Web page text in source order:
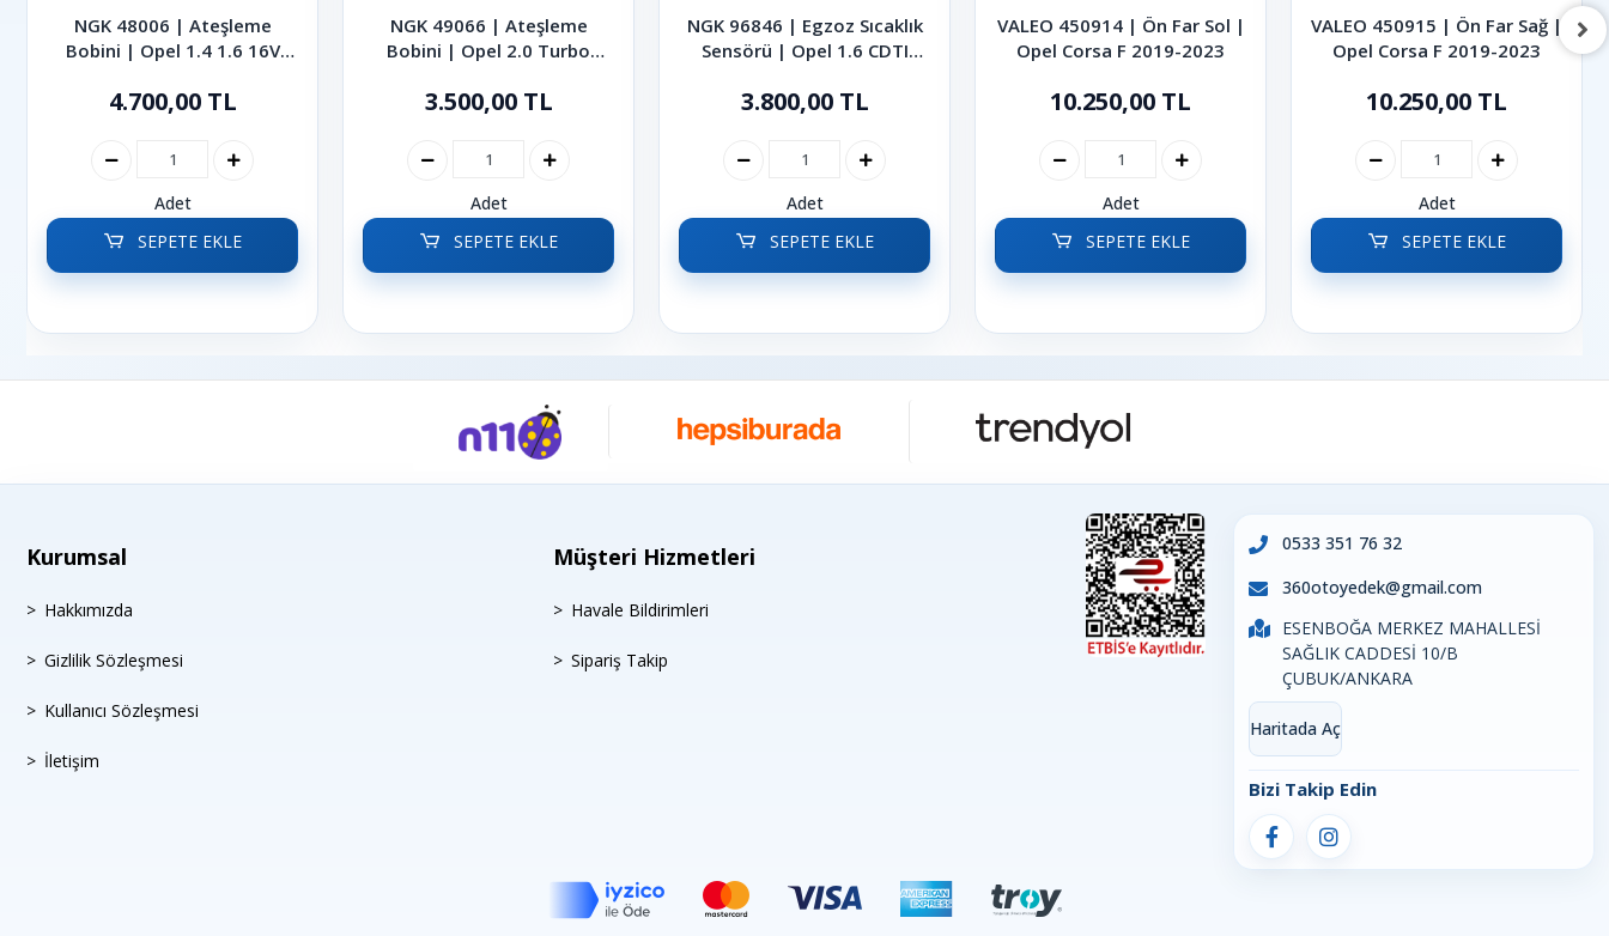
NGK 48006 | Ateşleme
Bobini | Opel 1.4 1.6 16V
Vectra Zafira 1998-2014
4.700,00 TL
Adet
SEPETE EKLE
NGK 49066 | Ateşleme
Bobini | Opel 2.0 Turbo
3.500,00 TL
Adet
SEPETE EKLE
NGK 96846 | Egzoz Sıcaklık
Sensörü | Opel 1.6 CDTI
3.800,00 TL
Adet
SEPETE EKLE
VALEO 450914 | Ön Far Sol |
Opel Corsa F 2019-2023
10.250,00 TL
Adet
SEPETE EKLE
VALEO 450915 | Ön Far Sağ |
Opel Corsa F 2019-2023
10.250,00 TL
Adet
SEPETE EKLE
Kurumsal
Hakkımızda
Gizlilik Sözleşmesi
Kullanıcı Sözleşmesi
İletişim
Müşteri Hizmetleri
Havale Bildirimleri
Sipariş Takip
0533 351 76 32
360otoyedek@gmail.com
ESENBOĞA MERKEZ MAHALLESİ
SAĞLIK CADDESİ 10/B
ÇUBUK/ANKARA
Haritada Aç
Bizi Takip Edin